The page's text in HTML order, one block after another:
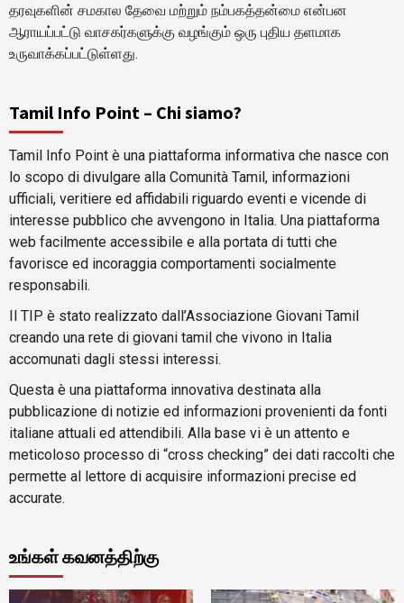
தரவுகளின் சமகால தேவை மற்றும் நம்பகத்தன்மை என்பன
ஆராயப்பட்டு வாசகர்களுக்கு வழங்கும் ஒரு புதிய தளமாக
உருவாக்கப்பட்டுள்ளது.
Tamil Info Point – Chi siamo?
Tamil Info Point è una piattaforma informativa che nasce con
lo scopo di divulgare alla Comunità Tamil, informazioni
ufficiali, veritiere ed affidabili riguardo eventi e vicende di
interesse pubblico che avvengono in Italia. Una piattaforma
web facilmente accessibile e alla portata di tutti che
favorisce ed incoraggia comportamenti socialmente
responsabili.
Il TIP è stato realizzato dall’Associazione Giovani Tamil
creando una rete di giovani tamil che vivono in Italia
accomunati dagli stessi interessi.
Questa è una piattaforma innovativa destinata alla
pubblicazione di notizie ed informazioni provenienti da fonti
italiane attuali ed attendibili. Alla base vi è un attento e
meticoloso processo di “cross checking” dei dati raccolti che
permette al lettore di acquisire informazioni precise ed
accurate.
உங்கள் கவனத்திற்கு